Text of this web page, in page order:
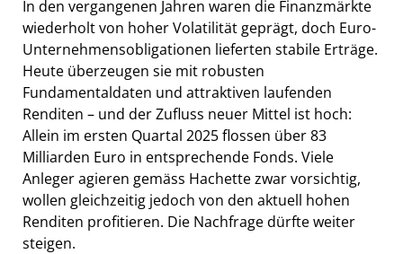
In den vergangenen Jahren waren die Finanzmärkte
wiederholt von hoher Volatilität geprägt, doch Euro-
Unternehmensobligationen lieferten stabile Erträge.
Heute überzeugen sie mit robusten
Fundamentaldaten und attraktiven laufenden
Renditen – und der Zufluss neuer Mittel ist hoch:
Allein im ersten Quartal 2025 flossen über 83
Milliarden Euro in entsprechende Fonds. Viele
Anleger agieren gemäss Hachette zwar vorsichtig,
wollen gleichzeitig jedoch von den aktuell hohen
Renditen profitieren. Die Nachfrage dürfte weiter
steigen.